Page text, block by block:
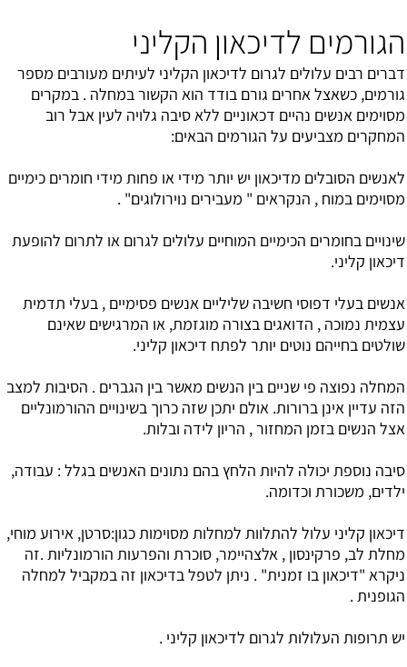
הגורמים לדיכאון הקליני
דברים רבים עלולים לגרום לדיכאון הקליני לעיתים מעורבים מספר
גורמים, כשאצל אחרים גורם בודד הוא הקשור במחלה . במקרים
מסוימים אנשים נהיים דכאוניים ללא סיבה גלויה לעין אבל רוב
המחקרים מצביעים על הגורמים הבאים:
לאנשים הסובלים מדיכאון יש יותר מידי או פחות מידי חומרים כימיים
מסוימים במוח , הנקראים " מעבירים נוירולוגים" .
שינויים בחומרים הכימיים המוחיים עלולים לגרום או לתרום להופעת
דיכאון קליני.
אנשים בעלי דפוסי חשיבה שליליים אנשים פסימיים , בעלי תדמית
עצמית נמוכה , הדואגים בצורה מוגזמת, או המרגישים שאינם
שולטים בחייהם נוטים יותר לפתח דיכאון קליני.
המחלה נפוצה פי שניים בין הנשים מאשר בין הגברים . הסיבות למצב
הזה עדיין אינן ברורות. אולם יתכן שזה כרוך בשינויים ההורמונליים
אצל הנשים בזמן המחזור , הריון לידה ובלות.
סיבה נוספת יכולה להיות הלחץ בהם נתונים האנשים בגלל : עבודה,
ילדים, משכורת וכדומה.
דיכאון קליני עלול להתלוות למחלות מסוימות כגון:סרטן, אירוע מוחי,
מחלת לב, פרקינסון , אלצהיימר, סוכרת והפרעות הורמונליות .זה
ניקרא "דיכאון בו זמנית" . ניתן לטפל בדיכאון זה במקביל למחלה
הגופנית .
יש תרופות העלולות לגרום לדיכאון קליני .